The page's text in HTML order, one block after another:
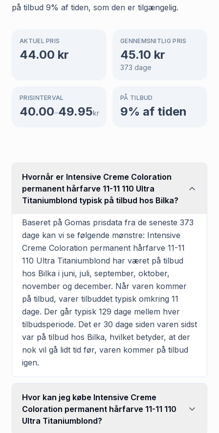
på tilbud 9% af tiden, som den er tilgængelig.
AKTUEL PRIS
44.00 kr
GENNEMSNITLIG PRIS
45.10 kr
373 dage
PRISINTERVAL
40.00–49.95kr
PÅ TILBUD
9% af tiden
Hvornår er Intensive Creme Coloration
permanent hårfarve 11-11 110 Ultra
Titaniumblond typisk på tilbud hos Bilka?
Baseret på Gomas prisdata fra de seneste 373
dage kan vi se følgende mønstre: Intensive
Creme Coloration permanent hårfarve 11-11
110 Ultra Titaniumblond har været på tilbud
hos Bilka i juni, juli, september, oktober,
november og december. Når varen kommer
på tilbud, varer tilbuddet typisk omkring 11
dage. Der går typisk 129 dage mellem hver
tilbudsperiode. Det er 30 dage siden varen sidst
var på tilbud hos Bilka, hvilket betyder, at der
nok vil gå lidt tid før, varen kommer på tilbud
igen.
Hvor kan jeg købe Intensive Creme
Coloration permanent hårfarve 11-11 110
Ultra Titaniumblond?